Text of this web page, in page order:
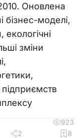
Оновлена
бізнес-моделі,
зміни
підприємств
923
2
8